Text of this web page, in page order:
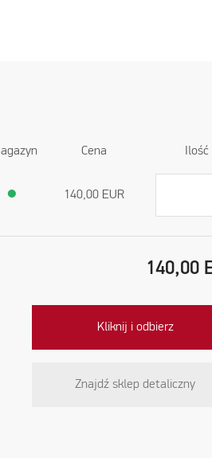
Cena Ilość
● 140,00 EUR
140,00
Kliknij i odbierz
Znajdź sklep detaliczny